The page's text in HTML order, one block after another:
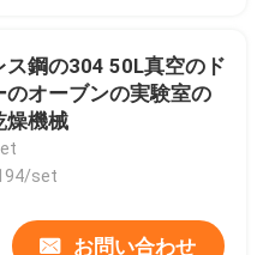
ス鋼の304 50L真空のド
のオーブンの実験室の
燥機械
set
お問い合わせ